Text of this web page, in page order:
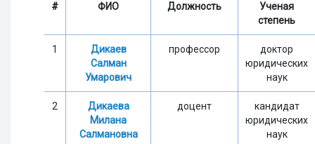
# ФИО Должность
Ученая
степень
1
Дикаев
Салман
Умарович
профессор
доктор
юридических
наук
2
Дикаева
Милана
Салмановна
доцент
кандидат
юридических
наук